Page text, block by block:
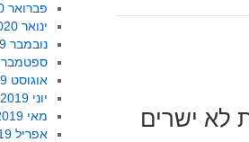
לא ישרים
פברואר 2020
ינואר 2020
נובמבר 2019
ספטמבר 2019
אוגוסט 2019
יוני 2019
מאי 2019
אפריל 2019